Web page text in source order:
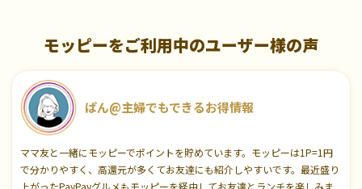
モッピーをご利用中のユーザー様の声
ぱん@主婦でもできるお得情報
ママ友と一緒にモッピーでポイントを貯めています。モッピーは1P=1円
で分かりやすく、高還元が多くてお友達にも紹介しやすいです。最近盛り